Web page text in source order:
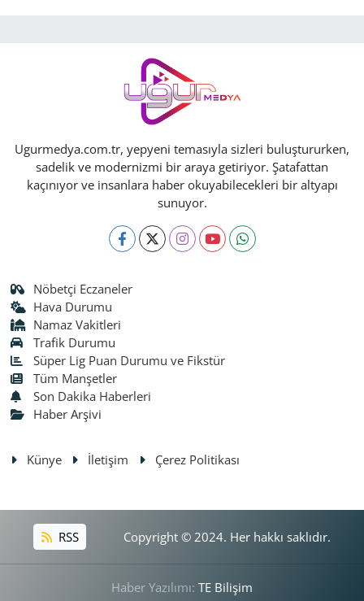
Ugurmedya.com.tr, yepyeni temasıyla sizleri buluştururken,
sadelik ve modernizmi bir araya getiriyor. Şatafattan
kaçınıyor ve insanlara haber okuyabilecekleri bir altyapı
sunuyor.
Nöbetçi Eczaneler
Hava Durumu
Namaz Vakitleri
Trafik Durumu
Süper Lig Puan Durumu ve Fikstür
Tüm Manşetler
Son Dakika Haberleri
Haber Arşivi
Künye İletişim Çerez Politikası
RSS Copyright © 2024. Her hakkı saklıdır.
Haber Yazılımı: TE Bilişim